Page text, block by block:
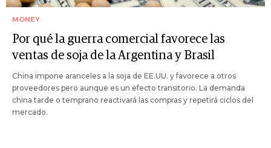
MONEY
Por qué la guerra comercial favorece las
ventas de soja de la Argentina y Brasil
China impone aranceles a la soja de EE.UU. y favorece a otros
proveedores pero aunque es un efecto transitorio. La demanda
china tarde o temprano reactivará las compras y repetirá ciclos del
mercado.